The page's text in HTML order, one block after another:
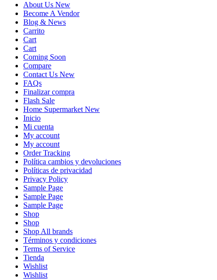
About Us New
Become A Vendor
Blog & News
Carrito
Cart
Cart
Coming Soon
Compare
Contact Us New
FAQs
Finalizar compra
Flash Sale
Home Supermarket New
Inicio
Mi cuenta
My account
My account
Order Tracking
Política cambios y devoluciones
Políticas de privacidad
Privacy Policy
Sample Page
Sample Page
Sample Page
Shop
Shop
Shop All brands
Términos y condiciones
Terms of Service
Tienda
Wishlist
Wishlist